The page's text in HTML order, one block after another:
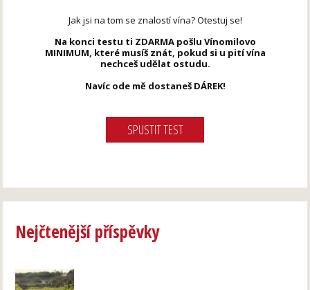
Jak jsi na tom se znalostí vína? Otestuj se!
Na konci testu ti ZDARMA pošlu Vínomilovo
MINIMUM, které musíš znát, pokud si u pití vína
nechceš udělat ostudu.
Navíc ode mě dostaneš DÁREK!
SPUSTIT TEST
Nejčtenější příspěvky